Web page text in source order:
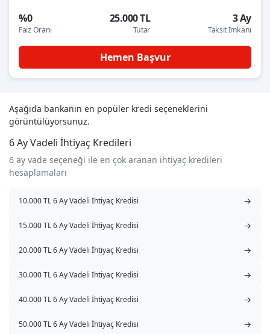
%0
Faiz Oranı
25.000 TL
Tutar
3 Ay
Taksit İmkanı
Hemen Başvur
Aşağıda bankanın en popüler kredi seçeneklerini
görüntülüyorsunuz.
6 Ay Vadeli İhtiyaç Kredileri
6 ay vade seçeneği ile en çok aranan ihtiyaç kredileri
hesaplamaları
10.000 TL 6 Ay Vadeli İhtiyaç Kredisi →
15.000 TL 6 Ay Vadeli İhtiyaç Kredisi →
20.000 TL 6 Ay Vadeli İhtiyaç Kredisi →
30.000 TL 6 Ay Vadeli İhtiyaç Kredisi →
40.000 TL 6 Ay Vadeli İhtiyaç Kredisi →
50.000 TL 6 Ay Vadeli İhtiyaç Kredisi →